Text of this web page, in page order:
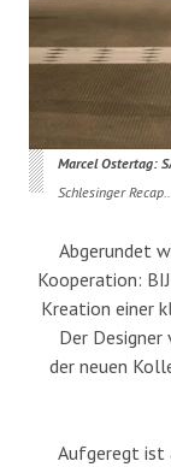
Marcel Ostertag:
Schlesinger Recap…
Abgerundet
Kooperation:
Kreation einer
Der
der neuen
Aufgeregt ist